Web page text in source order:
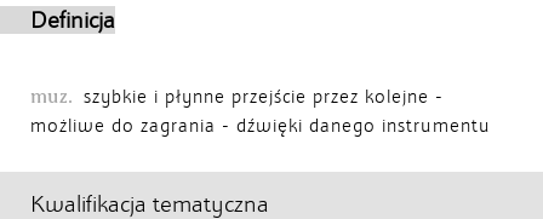
Definicja
muz. szybkie i płynne przejście przez kolejne -
możliwe do zagrania - dźwięki danego instrumentu
Kwalifikacja tematyczna